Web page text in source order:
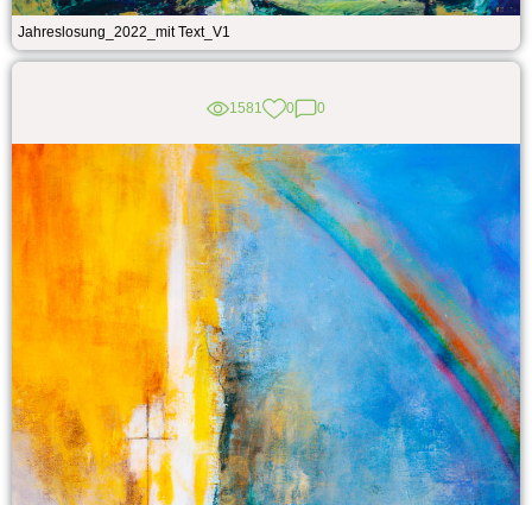
Jahreslosung_2022_mit Text_V1
1581 0 0